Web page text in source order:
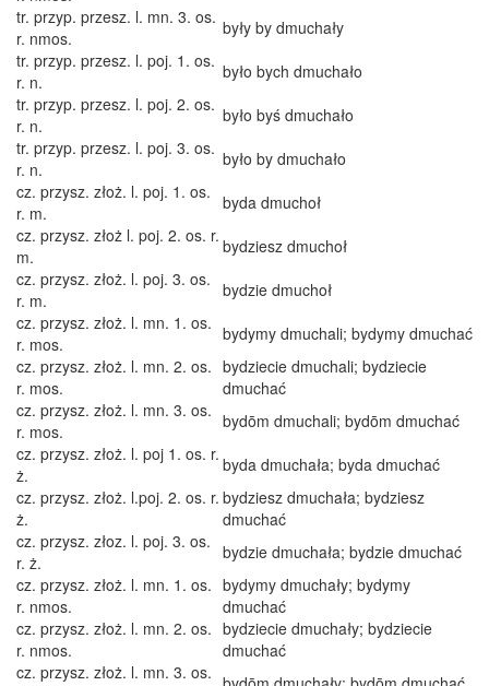
tr. przyp. przesz. l. mn. 3. os.
r. nmos.
były by dmuchały
tr. przyp. przesz. l. poj. 1. os.
r. n.
było bych dmuchało
tr. przyp. przesz. l. poj. 2. os.
r. n.
było byś dmuchało
tr. przyp. przesz. l. poj. 3. os.
r. n.
było by dmuchało
cz. przysz. złoż. l. poj. 1. os.
r. m.
byda dmuchoł
cz. przysz. złoż l. poj. 2. os. r.
m.
bydziesz dmuchoł
cz. przysz. złoż. l. poj. 3. os.
r. m.
bydzie dmuchoł
cz. przysz. złoż. l. mn. 1. os.
r. mos.
bydymy dmuchali; bydymy dmuchać
cz. przysz. złoż. l. mn. 2. os.
r. mos.
bydziecie dmuchali; bydziecie
dmuchać
cz. przysz. złoż. l. mn. 3. os.
r. mos.
bydōm dmuchali; bydōm dmuchać
cz. przysz. złoż. l. poj 1. os. r.
ż.
byda dmuchała; byda dmuchać
cz. przysz. złoż. l.poj. 2. os. r.
ż.
bydziesz dmuchała; bydziesz
dmuchać
cz. przysz. złoz. l. poj. 3. os.
r. ż.
bydzie dmuchała; bydzie dmuchać
cz. przysz. złoż. l. mn. 1. os.
r. nmos.
bydymy dmuchały; bydymy
dmuchać
cz. przysz. złoż. l. mn. 2. os.
r. nmos.
bydziecie dmuchały; bydziecie
dmuchać
cz. przysz. złoż. l. mn. 3. os.